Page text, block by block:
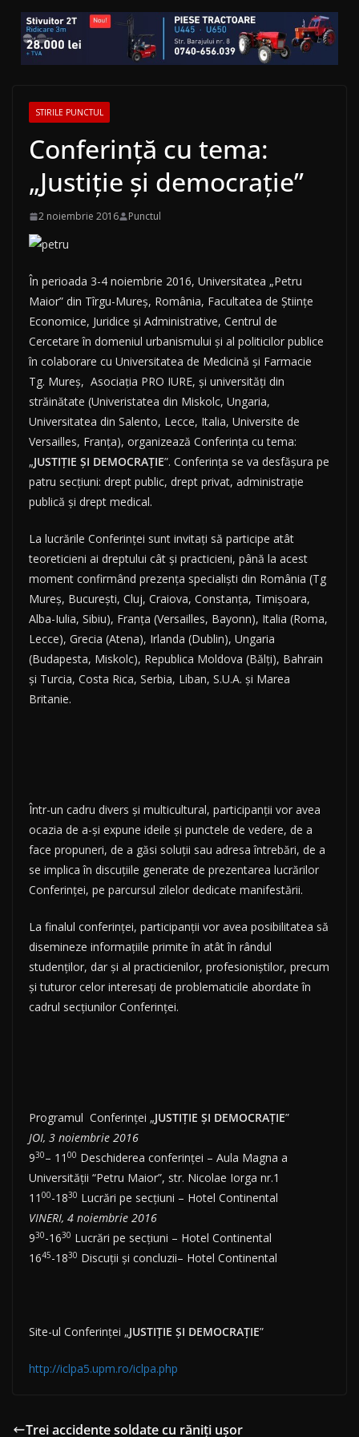
STIRILE PUNCTUL
Conferinţă cu tema:
„Justiţie şi democraţie”
2 noiembrie 2016 Punctul
În perioada 3-4 noiembrie 2016, Universitatea „Petru
Maior” din Tîrgu-Mureş, România, Facultatea de Ştiinţe
Economice, Juridice şi Administrative, Centrul de
Cercetare în domeniul urbanismului şi al politicilor publice
în colaborare cu Universitatea de Medicină și Farmacie
Tg. Mureș, Asociaţia PRO IURE, și universităţi din
străinătate (Univeristatea din Miskolc, Ungaria,
Universitatea din Salento, Lecce, Italia, Universite de
Versailles, Franța), organizează Conferinţa cu tema:
„JUSTIȚIE ȘI DEMOCRAȚIE”. Conferința se va desfășura pe
patru secțiuni: drept public, drept privat, administrație
publică și drept medical.
La lucrările Conferinţei sunt invitaţi să participe atât
teoreticieni ai dreptului cât şi practicieni, până la acest
moment confirmând prezenţa specialişti din România (Tg
Mureş, Bucureşti, Cluj, Craiova, Constanţa, Timişoara,
Alba-Iulia, Sibiu), Franţa (Versailles, Bayonn), Italia (Roma,
Lecce), Grecia (Atena), Irlanda (Dublin), Ungaria
(Budapesta, Miskolc), Republica Moldova (Bălţi), Bahrain
şi Turcia, Costa Rica, Serbia, Liban, S.U.A. și Marea
Britanie.
Într-un cadru divers şi multicultural, participanţii vor avea
ocazia de a-şi expune ideile şi punctele de vedere, de a
face propuneri, de a găsi soluţii sau adresa întrebări, de a
se implica în discuţiile generate de prezentarea lucrărilor
Conferinţei, pe parcursul zilelor dedicate manifestării.
La finalul conferinţei, participanţii vor avea posibilitatea să
disemineze informaţiile primite în atât în rândul
studenţilor, dar şi al practicienilor, profesioniştilor, precum
şi tuturor celor interesaţi de problematicile abordate în
cadrul secţiunilor Conferinţei.
Programul Conferinţei „JUSTIȚIE ȘI DEMOCRAȚIE”
JOI, 3 noiembrie 2016
930– 11 00 Deschiderea conferinţei – Aula Magna a
Universității “Petru Maior”, str. Nicolae Iorga nr.1
11 00-1830 Lucrări pe secţiuni – Hotel Continental
VINERI, 4 noiembrie 2016
930-1630 Lucrări pe secţiuni – Hotel Continental
1645-1830 Discuţii şi concluzii– Hotel Continental
Site-ul Conferinţei „JUSTIȚIE ȘI DEMOCRAȚIE”
http://iclpa5.upm.ro/iclpa.php
Trei accidente soldate cu răniţi uşor